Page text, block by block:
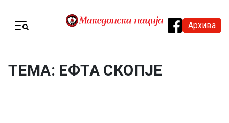
Архива
ТЕМА: ЕФТА СКОПЈЕ